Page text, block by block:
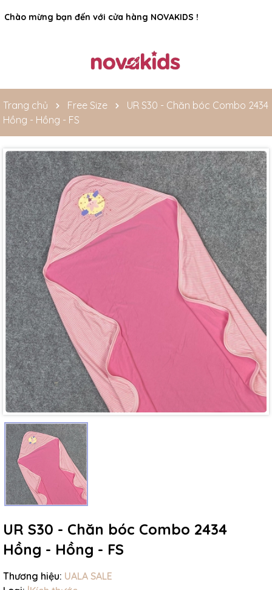
Rất nhiều ưu đãi và chương trình khuyến mãi đang chờ đợi
bạn
Trang chủ Free Size
UR S30 - Chăn bóc Combo 2434
Hồng - Hồng - FS
UR S30 - Chăn bóc Combo 2434
Hồng - Hồng - FS
Thương hiệu: UALA SALE
Mã giảm giá:
Ngày hết hạn:
Điều kiện: